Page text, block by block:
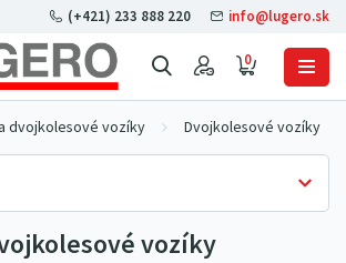
0
(+421) 233 888 220 info@lugero.sk
dvojkolesové vozíky Dvojkolesové vozíky
vozíky